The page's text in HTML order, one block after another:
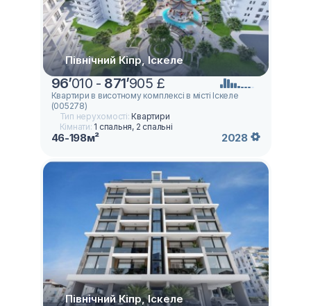
Північний Кіпр, Іскеле
96’010 - 871’905 £
Квартири в висотному комплексі в місті Іскеле
(005278)
Тип нерухомості:Квартири
Кімнати: 1 спальня, 2 спальні
46-198м² 2028
Північний Кіпр, Іскеле